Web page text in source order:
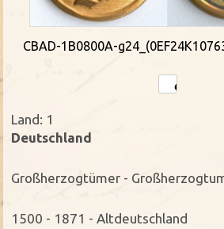
CBAD-1B0800A-
Land: 1
Deutschland
Großherzogtümer -
1500 - 1871 - Altdeutschland